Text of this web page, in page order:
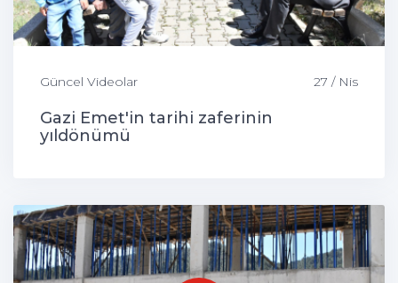
Güncel Videolar 27 / Nis
Gazi Emet'in tarihi zaferinin
yıldönümü